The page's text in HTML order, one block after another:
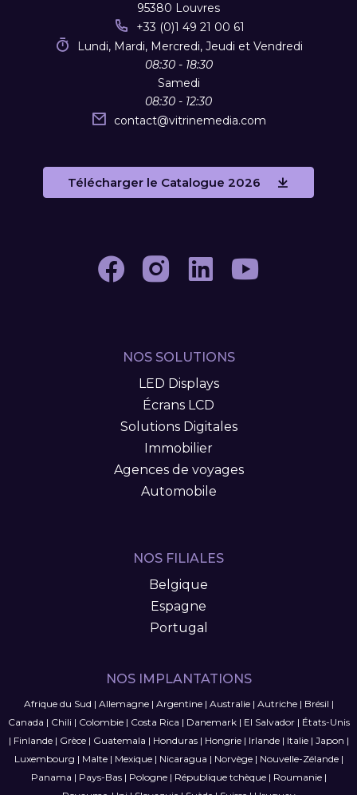
95380 Louvres
+33 (0)1 49 21 00 61
Lundi, Mardi, Mercredi, Jeudi et Vendredi
08:30 - 18:30
Samedi
08:30 - 12:30
contact@vitrinemedia.com
Télécharger le Catalogue 2026
NOS SOLUTIONS
LED Displays
Écrans LCD
Solutions Digitales
Immobilier
Agences de voyages
Automobile
NOS FILIALES
Belgique
Espagne
Portugal
NOS IMPLANTATIONS
Afrique du Sud | Allemagne| Argentine| Australie| Autriche| Brésil |
Canada | Chili | Colombie| Costa Rica | Danemark| El Salvador| États-Unis
| Finlande| Grèce| Guatemala | Honduras| Hongrie| Irlande| Italie| Japon |
Luxembourg | Malte| Mexique| Nicaragua | Norvège| Nouvelle-Zélande|
Panama | Pays-Bas| Pologne| République tchèque| Roumanie|